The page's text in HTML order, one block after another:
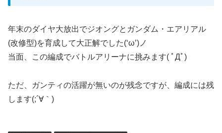
年末のダイヤ大放出でジオングとガンダム・エアリアル
(改修型)を育成して大正解でした(‘ω’)ノ
当面、この編成でバトルアリーナに挑みます( ﾟДﾟ)
ただ、ガンティの活躍が無いのが残念ですが、編成には残
します(;´∀｀)